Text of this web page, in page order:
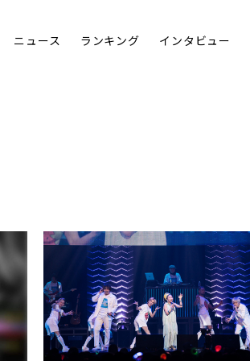
ニュース ランキング インタビュー